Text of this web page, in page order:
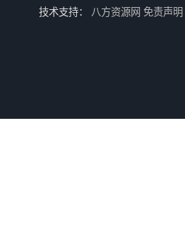
技术支持： 八方资源网 免责声明